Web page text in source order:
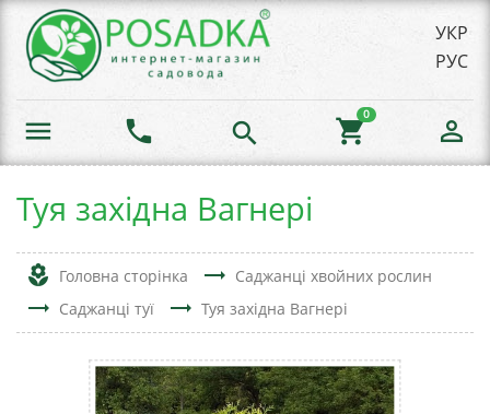
УКР
РУС
menu phone search shopping_cart
0
person_outline
Туя західна Вагнері
local_florist Головна сторінка trending_flat Саджанці хвойних рослин
trending_flat Саджанці туї trending_flat Туя західна Вагнері